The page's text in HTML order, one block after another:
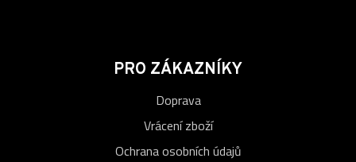
PRO ZÁKAZNÍKY
Doprava
Vrácení zboží
Ochrana osobních údajů